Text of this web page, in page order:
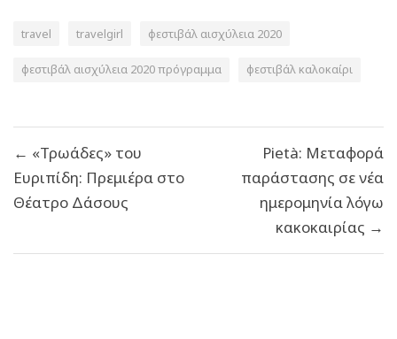
travel travelgirl φεστιβάλ αισχύλεια 2020
φεστιβάλ αισχύλεια 2020 πρόγραμμα φεστιβάλ καλοκαίρι
άρθρων
← «Τρωάδες» του
Ευριπίδη: Πρεμιέρα στο
Θέατρο Δάσους
Pietà: Μεταφορά
παράστασης σε νέα
ημερομηνία λόγω
κακοκαιρίας →